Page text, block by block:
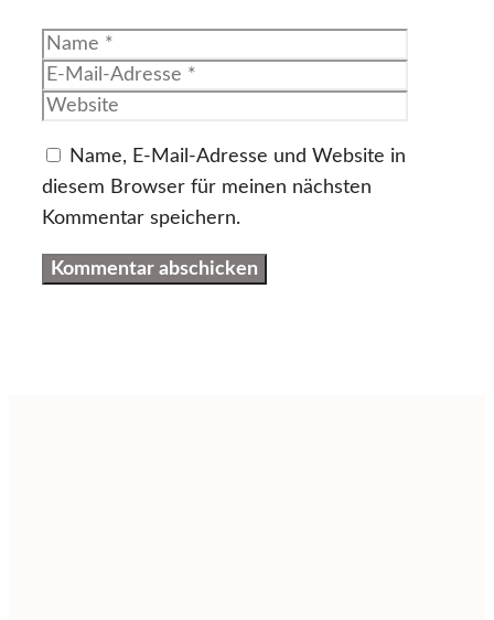
Name
Name, E-Mail-Adresse und Website in
diesem Browser für meinen nächsten
Kommentar speichern.